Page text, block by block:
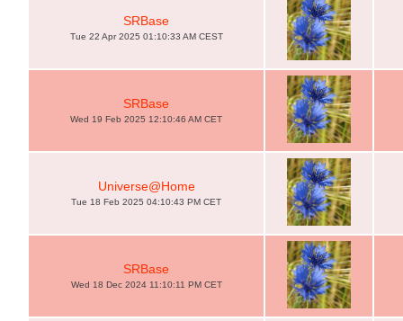
SRBase
Tue 22 Apr 2025 01:10:33 AM CEST
SRBase
Wed 19 Feb 2025 12:10:46 AM CET
Universe@Home
Tue 18 Feb 2025 04:10:43 PM CET
SRBase
Wed 18 Dec 2024 11:10:11 PM CET